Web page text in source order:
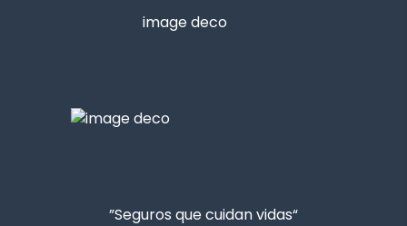
”Seguros que cuidan vidas“